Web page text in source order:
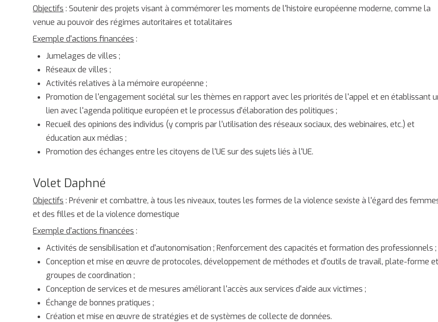
Objectifs : Soutenir des projets visant à commémorer les moments de l'histoire européenne moderne, comme la
venue au pouvoir des régimes autoritaires et totalitaires
Exemple d'actions financées :
Jumelages de villes ;
Réseaux de villes ;
Activités relatives à la mémoire européenne ;
Promotion de l'engagement sociétal sur les thèmes en rapport avec les priorités de l'appel et en établissant
lien avec l'agenda politique européen et le processus d'élaboration des politiques ;
Recueil des opinions des individus (y compris par l'utilisation des réseaux sociaux, des webinaires, etc.) et
éducation aux médias ;
Promotion des échanges entre les citoyens de l'UE sur des sujets liés à l'UE.
Volet Daphné
Objectifs : Prévenir et combattre, à tous les niveaux, toutes les formes de la violence sexiste à l'égard des
et des filles et de la violence domestique
Exemple d'actions financées :
Activités de sensibilisation et d'autonomisation ; Renforcement des capacités et formation des professionnels ;
Conception et mise en œuvre de protocoles, développement de méthodes et d'outils de travail, plate-forme et
groupes de coordination ;
Conception de services et de mesures améliorant l'accès aux services d'aide aux victimes ;
Échange de bonnes pratiques ;
Création et mise en œuvre de stratégies et de systèmes de collecte de données.